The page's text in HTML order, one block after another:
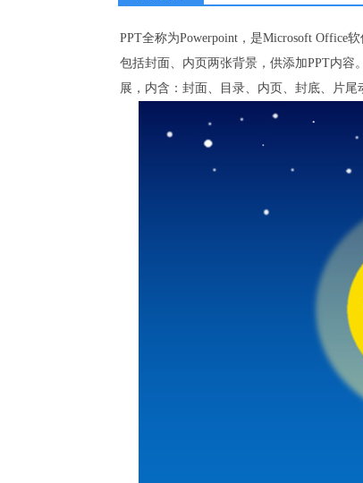
PPT全称为Powerpoint，是Microsoft Office
包括封面、内页两张背景，供添加PPT内容
展，内含：封面、目录、内页、封底、片尾